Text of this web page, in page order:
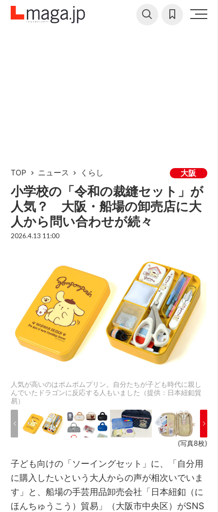
TOP ニュース くらし 大阪
小学校の「令和の裁縫セット」が
人気？ 大阪・船場の卸売店に大
人から問い合わせが続々
2026.4.13 11:00
人気が高いのはポムポムプリン。自分たちが子ども時代に親し
んでいたドラゴンに反応する人もいました（提供：日本紐釦貿
易）
(写真8枚)
子ども向けの「ソーイングセット」に、「自分用
に購入したいという大人からの声が相次いでいま
す」と、船場の手芸用品卸売会社「日本紐釦（に
ほんちゅうこう）貿易」（大阪市中央区）がSNS